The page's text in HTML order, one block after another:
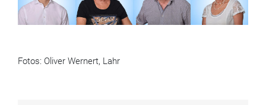
Enza Geiger Enrico Nuvolin Alisa Krieger
Dr. Johannes
Mette
Fotos: Oliver Wernert, Lahr